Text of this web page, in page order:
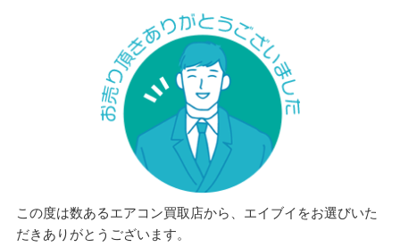
この度は数あるエアコン買取店から、エイブイをお選びいた
だきありがとうございます。